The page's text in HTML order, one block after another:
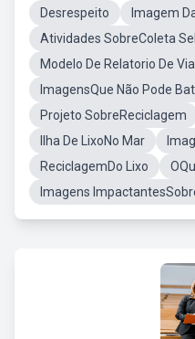
Desrespeito
Imagem
Atividades SobreColeta
Modelo De Relatorio De
ImagensQue Não Pode
Projeto SobreReciclagem
Ilha De LixoNo Mar
ReciclagemDo Lixo
Imagens